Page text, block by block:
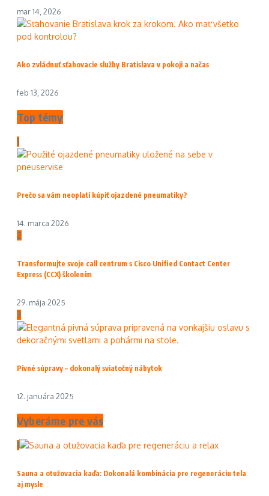
mar 14, 2026
Ako zvládnuť sťahovacie služby Bratislava v pokoji a načas
feb 13, 2026
Top témy
1
Prečo sa vám neoplatí kúpiť ojazdené pneumatiky?
14. marca 2026
2
Transformujte svoje call centrum s Cisco Unified Contact Center
Express (CCX) školením
29. mája 2025
3
Pivné súpravy – dokonalý sviatočný nábytok
12. januára 2025
Vyberáme pre vás
1
Sauna a otužovacia kaďa: Dokonalá kombinácia pre regeneráciu tela
aj mysle